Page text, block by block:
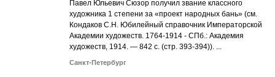
Павел Юльевич Сюзор получил звание классного
художника 1 степени за «проект народных бань» (см.
Кондаков С.Н. Юбилейный справочник Императорской
Академии художеств. 1764-1914 - СПб.: Академия
художеств, 1914. — 842 с. (стр. 393-394)). ...
Санкт-Петербург